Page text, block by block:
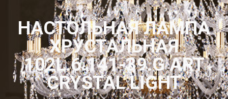
НАСТОЛЬНАЯ ЛАМПА
ХРУСТАЛЬНАЯ
102L.6.141-39.G ART
CRYSTAL LIGHT